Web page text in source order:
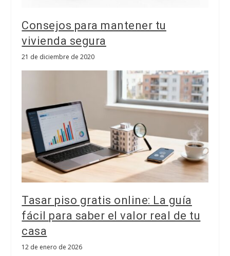
Consejos para mantener tu
vivienda segura
21 de diciembre de 2020
Tasar piso gratis online: La guía
fácil para saber el valor real de tu
casa
12 de enero de 2026